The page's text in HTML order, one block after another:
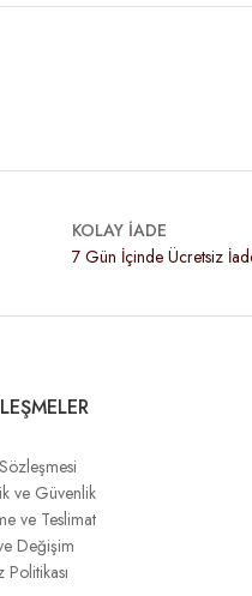
KOLAY İADE
7 Gün İçinde Ücretsiz
ve Güvenlik
ve Teslimat
Değişim
Politikası